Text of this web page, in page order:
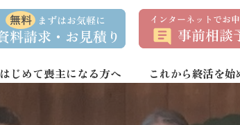
事
談
はじめて喪主になる方へ これから終活を始